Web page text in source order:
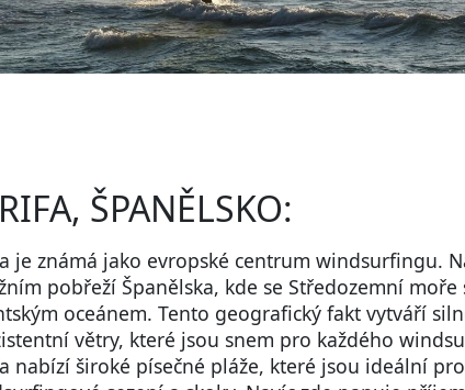
ŠPANĚLSKO:
je známá jako evropské centrum windsurfingu.
pobřeží Španělska, kde se Středozemní moře
oceánem. Tento geografický fakt vytváří
větry, které jsou snem pro každého
nabízí široké písečné pláže, které jsou ideální pro